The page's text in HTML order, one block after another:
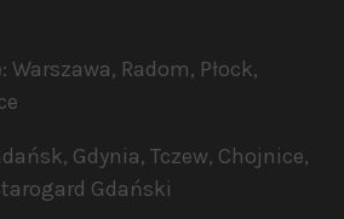
Radom, Płock,
Gdynia, Tczew, Chojnice,
Gdański